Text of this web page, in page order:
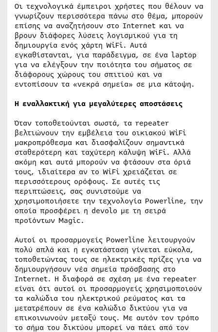
Οι τεχνολογικά έμπειροι χρήστες που θέλουν να
γνωρίζουν περισσότερα πάνω στο θέμα, μπορούν
επίσης να αναζητήσουν στο Internet και να
βρουν διάφορες λύσεις λογισμικού για τη
δημιουργία ενός χάρτη WiFi. Αυτά
εγκαθίστανται, για παράδειγμα, σε ένα laptop
για να ελέγξουν την ποιότητα του σήματος σε
διάφορους χώρους του σπιτιού και να
εντοπίσουν τα «νεκρά σημεία» σε μια κάτοψη.
Η εναλλακτική για μεγαλύτερες αποστάσεις
Όταν τοποθετούνται σωστά, τα repeater
βελτιώνουν την εμβέλεια του οικιακού WiFi
μακροπρόθεσμα και διασφαλίζουν σημαντικά
σταθερότερη και ταχύτερη κάλυψη WiFi. Αλλά
ακόμη και αυτά μπορούν να φτάσουν στα όριά
τους, ιδιαίτερα αν το WiFi χρειάζεται σε
περισσότερους ορόφους. Σε αυτές τις
περιπτώσεις, σας συνιστούμε να
χρησιμοποιήσετε την τεχνολογία Powerline, την
οποία προσφέρει η devolo με τη σειρά
προϊόντων Magic.
Αυτοί οι προσαρμογείς Powerline λειτουργούν
πολύ απλά και η εγκατάσταση γίνεται εύκολα,
τοποθετώντας τους σε ηλεκτρικές πρίζες για να
δημιουργήσουν νέα σημεία πρόσβασης στο
Internet. Η διαφορά σε σχέση με ένα repeater
είναι ότι αυτοί οι προσαρμογείς χρησιμοποιούν
τα καλώδια του ηλεκτρικού ρεύματος και τα
μετατρέπουν σε ένα καλώδιο δικτύου για να
επικοινωνούν μεταξύ τους. Με αυτόν τον τρόπο
το σήμα του δικτύου μπορεί να πάει από τον